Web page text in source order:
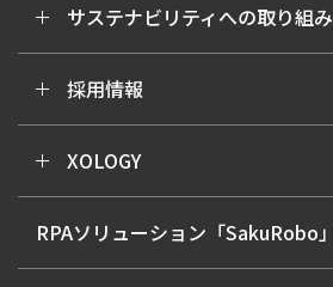
サステナビリティへの取り組み
採用情報
XOLOGY
RPAソリューション「SakuRobo」